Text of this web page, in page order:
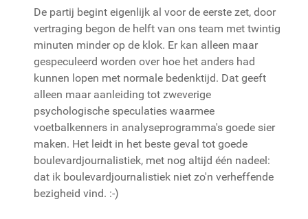
De partij begint eigenlijk al voor de eerste zet, door
vertraging begon de helft van ons team met twintig
minuten minder op de klok. Er kan alleen maar
gespeculeerd worden over hoe het anders had
kunnen lopen met normale bedenktijd. Dat geeft
alleen maar aanleiding tot zweverige
psychologische speculaties waarmee
voetbalkenners in analyseprogramma's goede sier
maken. Het leidt in het beste geval tot goede
boulevardjournalistiek, met nog altijd één nadeel:
dat ik boulevardjournalistiek niet zo'n verheffende
bezigheid vind. :-)